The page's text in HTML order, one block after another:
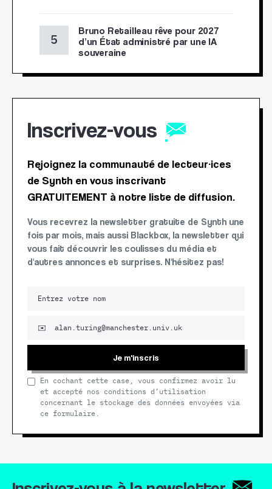
Bruno Retailleau rêve pour 2027
d’un État administré par une IA
souveraine
Inscrivez-vous
Rejoignez la communauté de lecteur·ices
de Synth en vous inscrivant
GRATUITEMENT à notre liste de diffusion.
Vous recevrez la newsletter gratuite de Synth une
fois par mois, mais aussi Blackbox, la newsletter qui
vous fait découvrir les coulisses du média et
d'autres annonces et surprises. N'hésitez pas!
Je m'inscris
En cochant cette case, vous confirmez avoir lu
et accepté nos conditions d’utilisation
concernant le stockage des données envoyées via
ce formulaire.